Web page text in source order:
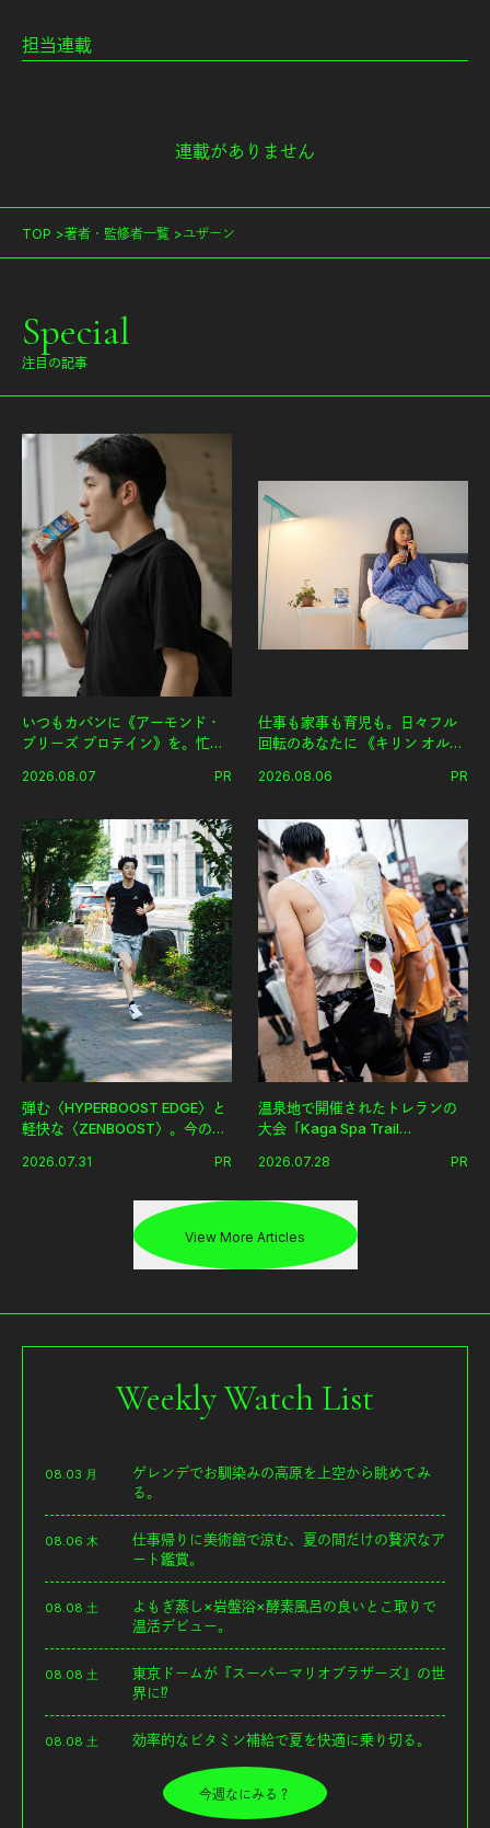
担当連載
連載がありません
TOP 著者・監修者一覧 ユザーン
Special
注目の記事
いつもカバンに《アーモンド・
ブリーズ プロテイン》を。忙し
グ習慣。
2026.08.07 PR
仕事も家事も育児も。日々フル
回転のあなたに 《キリン オルニ
2026.08.06 PR
弾む〈HYPERBOOST EDGE〉と
軽快な〈ZENBOOST〉。今の時
出した新機軸。
2026.07.31 PR
温泉地で開催されたトレランの
大会「Kaga Spa Trail
戦を夢見るランナーたちの奮闘
2026.07.28 PR
View More Articles
Weekly Watch List
08.03 月
ゲレンデでお馴染みの高原を上空から眺めてみ
る。
08.06 木
仕事帰りに美術館で涼む、夏の間だけの贅沢なア
ート鑑賞。
08.08 土
よもぎ蒸し×岩盤浴×酵素風呂の良いとこ取りで
温活デビュー。
08.08 土
東京ドームが『スーパーマリオブラザーズ』の世
界に⁉︎
08.08 土 効率的なビタミン補給で夏を快適に乗り切る。
今週なにみる？